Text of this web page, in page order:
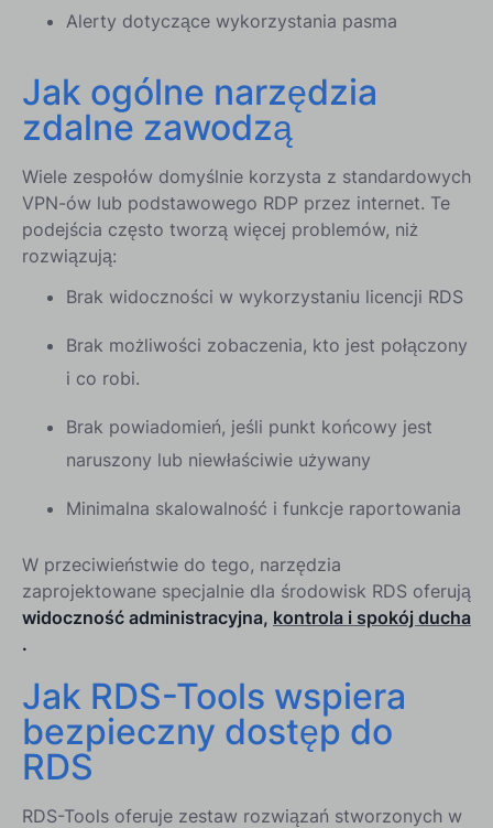
Alerty dotyczące wykorzystania pasma
Jak ogólne narzędzia
zdalne zawodzą
Wiele zespołów domyślnie korzysta z standardowych
VPN-ów lub podstawowego RDP przez internet. Te
podejścia często tworzą więcej problemów, niż
rozwiązują:
Brak widoczności w wykorzystaniu licencji RDS
Brak możliwości zobaczenia, kto jest połączony
i co robi.
Brak powiadomień, jeśli punkt końcowy jest
naruszony lub niewłaściwie używany
Minimalna skalowalność i funkcje raportowania
W przeciwieństwie do tego, narzędzia
zaprojektowane specjalnie dla środowisk RDS oferują
widoczność administracyjna, kontrola i spokój ducha
.
Jak RDS-Tools wspiera
bezpieczny dostęp do
RDS
RDS-Tools oferuje zestaw rozwiązań stworzonych w